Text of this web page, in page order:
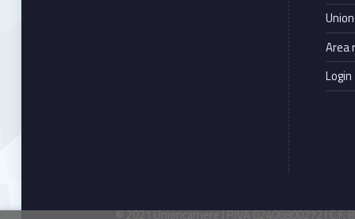
Area
Login
© 2021 Unioncamere | P.IVA 02406800272 | C.F.